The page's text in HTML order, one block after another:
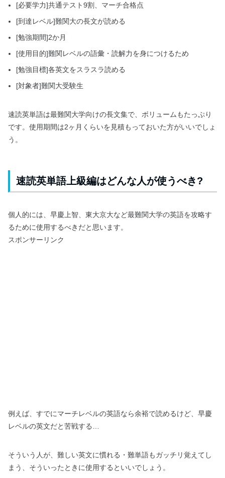
[必要学力]共通テスト9割、マーチ合格点
[到達レベル]難関大の長文が読める
[勉強期間]2か月
[使用目的]難関レベルの語彙・読解力を身につけるため
[勉強目標]各英文をスラスラ読める
[対象者]難関大受験生
速読英単語は最難関大学向けの長文集で、ボリュームもたっぷり
です。使用期間は2ヶ月くらいを見積もっておいた方がいいでしょ
う。
速読英単語上級編はどんな人が使うべき?
個人的には、早慶上智、東大京大など最難関大学の英語を攻略す
るために使用するべきだと思います。
スポンサーリンク
例えば、すでにマーチレベルの英語なら余裕で読めるけど、早慶
レベルの英文だと苦戦する…
そういう人が、難しい英文に慣れる・難単語もガッチリ覚えてし
まう、そういったときに使用するといいでしょう。